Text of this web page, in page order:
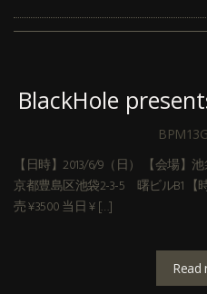
BlackHole
【日時】2013/6/9（日） 【会
京都豊島区池袋2-3-5 曙ビルB1 【
売 ¥3500 当日 ¥ […]
Read